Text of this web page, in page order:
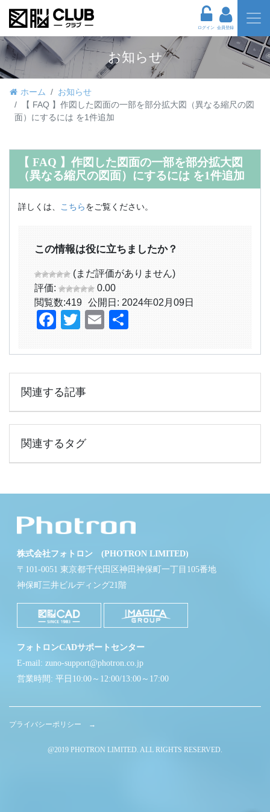
ログイン 会員登録
お知らせ
ホーム
お知らせ
【 FAQ 】作図した図面の一部を部分拡大図（異なる縮尺の図
面）にするには を1件追加
【 FAQ 】作図した図面の一部を部分拡大図
（異なる縮尺の図面）にするには を1件追加
詳しくは、 こちらをご覧ください。
この情報は役に立ちましたか？
(まだ評価がありません)
評価:
0.00
閲覧数:419 公開日: 2024年02月09日
Facebook
TwitterEmail
関連する記事
関連するタグ
株式会社フォトロン (PHOTRON LIMITED)
〒101-0051 東京都千代田区神田神保町一丁目105番地
神保町三井ビルディング21階
フォトロンCADサポートセンター
E-mail: zuno-support@photron.co.jp
営業時間: 平日10:00～12:00/13:00～17:00
プライバシーポリシー →
@2019 PHOTRON LIMITED. ALL RIGHTS RESERVED.